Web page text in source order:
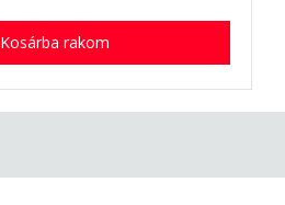
Kosárba rakom